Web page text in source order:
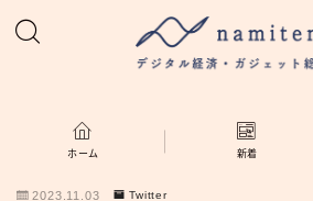
ホームホーム 新着
2023.11.03 Twitter